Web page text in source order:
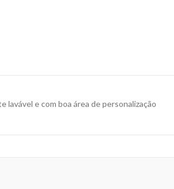
lavável e com boa área de personalização